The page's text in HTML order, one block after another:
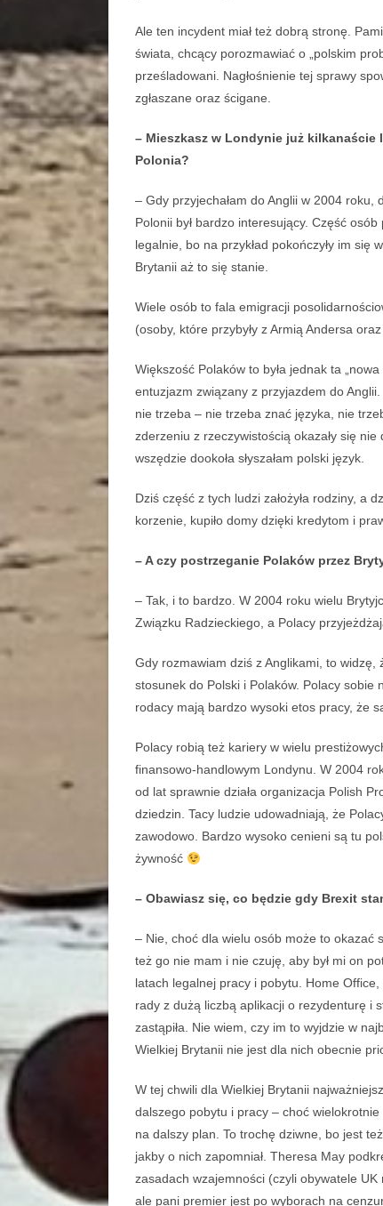
Ale ten incydent miał też dobrą stronę.
świata, chcący porozmawiać o „polskim
prześladowani. Nagłośnienie tej sprawy
zgłaszane oraz ścigane.
– Mieszkasz w Londynie już kilkanaście
Polonia?
– Gdy przyjechałam do Anglii w 2004 roku,
Polonii był bardzo interesujący. Część
legalnie, bo na przykład pokończyły im się
Brytanii aż to się stanie.
Wiele osób to fala emigracji
(osoby, które przybyły z Armią Andersa
Większość Polaków to była jednak ta
entuzjazm związany z przyjazdem do
nie trzeba – nie trzeba znać języka, nie
zderzeniu z rzeczywistością okazały się
wszędzie dookoła słyszałam polski język.
Dziś część z tych ludzi założyła rodziny, a
korzenie, kupiło domy dzięki kredytom i
– A czy postrzeganie Polaków przez
– Tak, i to bardzo. W 2004 roku wielu
Związku Radzieckiego, a Polacy
Gdy rozmawiam dziś z Anglikami, to
stosunek do Polski i Polaków. Polacy
rodacy mają bardzo wysoki etos pracy, że
Polacy robią też kariery w wielu
finansowo-handlowym Londynu. W 2004
od lat sprawnie działa organizacja Polish
dziedzin. Tacy ludzie udowadniają, że
zawodowo. Bardzo wysoko cenieni są tu
żywność
– Obawiasz się, co będzie gdy Brexit
– Nie, choć dla wielu osób może to okazać
też go nie mam i nie czuję, aby był mi on
latach legalnej pracy i pobytu. Home
rady z dużą liczbą aplikacji o rezydenturę i
zastąpiła. Nie wiem, czy im to wyjdzie w
Wielkiej Brytanii nie jest dla nich obecnie
W tej chwili dla Wielkiej Brytanii
dalszego pobytu i pracy – choć
na dalszy plan. To trochę dziwne, bo jest
jakby o nich zapomniał. Theresa May
zasadach wzajemności (czyli obywatele
ale pani premier jest po wyborach na